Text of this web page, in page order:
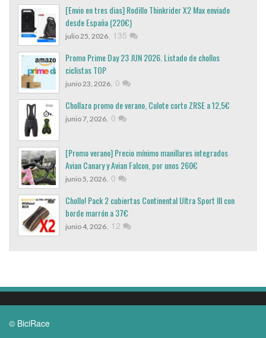
[Envio en tres dias] Rodillo Thinkrider X2 Max enviado
desde España (220€)
julio 25, 2026, 135
Promo Prime Day 23 JUN 2026. Listado de chollos
ciclistas TOP
junio 23, 2026, 0
Chollazo promo de verano, Culote corto ZRSE a 12,5€
junio 7, 2026, 0
[Promo verano] Precio mínimo manillares integrados
Avian Canary y Avian Falcon, por unos 260€
junio 5, 2026, 0
Chollo! Pack 2 cubiertas Continental Ultra Sport III con
borde marrón a 37€
junio 4, 2026, 12
© BiciRace